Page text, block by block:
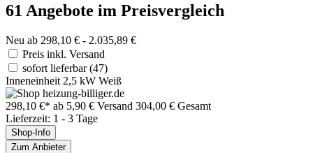
61 Angebote im Preisvergleich
Neu ab 298,10 € - 2.035,89 €
Preis inkl. Versand
sofort lieferbar(47)
Inneneinheit 2,5 kW Weiß
298,10 €* ab 5,90 € Versand 304,00 € Gesamt
Lieferzeit: 1 - 3 Tage
Shop-Info
Zum Anbieter